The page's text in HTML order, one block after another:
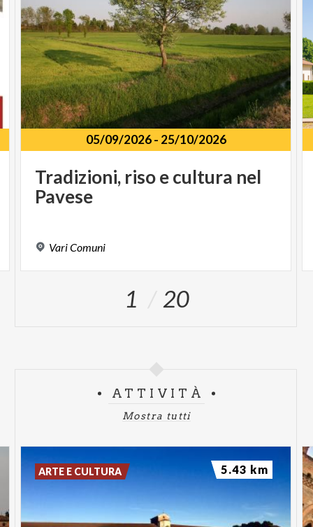
05/09/2026- 25/10/2026
Tradizioni, risoecultura nel
Pavese
VariComuni
1 20
ATTIVITÀ
Mostra tutti
ARTE E CULTURA 5.43 km